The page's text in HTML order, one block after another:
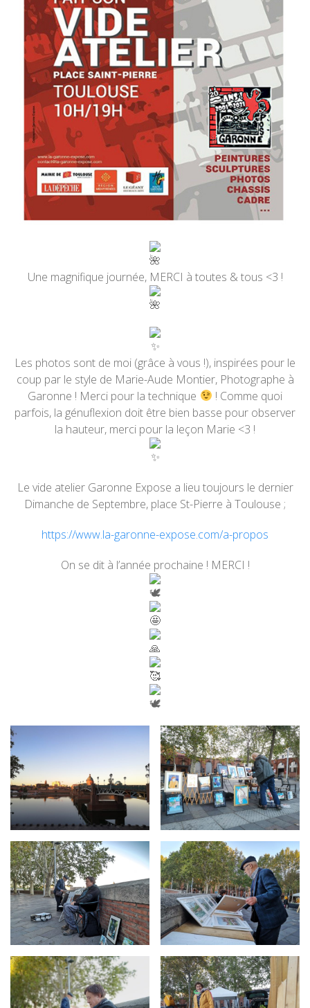
Une magnifique journée, MERCI à toutes & tous <3 !
Les photos sont de moi (grâce à vous !), inspirées pour le
coup par le style de Marie-Aude Montier, Photographe à
Garonne ! Merci pour la technique
! Comme quoi
parfois, la génuflexion doit être bien basse pour observer
la hauteur, merci pour la leçon Marie <3 !
Le vide atelier Garonne Expose a lieu toujours le dernier
Dimanche de Septembre, place St-Pierre à Toulouse ;
https://www.la-garonne-expose.com/a-propos
On se dit à l’année prochaine ! MERCI !